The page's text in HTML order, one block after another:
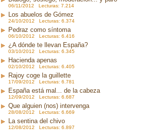
06/11/2012 Lecturas: 7.214
Los abuelos de Gómez
24/10/2012 Lecturas: 6.374
Pedraz como síntoma
06/10/2012 Lecturas: 6.416
¿A dónde te llevan España?
03/10/2012 Lecturas: 6.345
Hacienda apenas
02/10/2012 Lecturas: 6.405
Rajoy coge la guillette
17/09/2012 Lecturas: 6.781
España está mal... de la cabeza
12/09/2012 Lecturas: 6.687
Que alguien (nos) intervenga
28/08/2012 Lecturas: 6.669
La sentina del chivo
12/08/2012 Lecturas: 6.897